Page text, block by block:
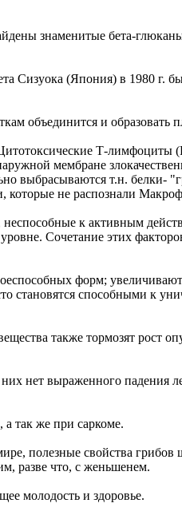
знаменитые бета-
Сизуока (Япония) в 1980 г.
объединится и образовать
Т-лимфоциты
мембране
выбрасываются т.н.
которые не распознали
к активным
Сочетание этих
форм;
становятся способными к
также тормозят рост
нет выраженного падения
так же при саркоме.
полезные свойства
разве что, с женьшенем.
молодость и здоровье.